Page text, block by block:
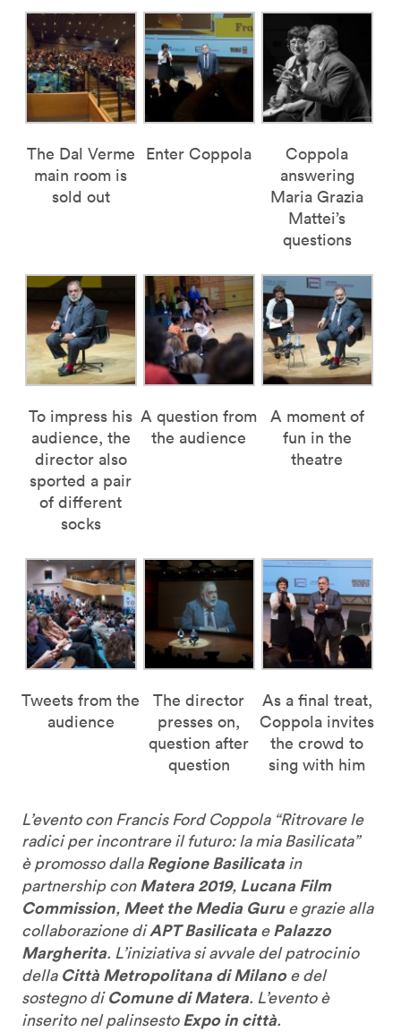
The Dal Verme
main room is
sold out
Enter Coppola
Coppola
answering
Maria Grazia
Mattei’s
questions
To impress his
audience, the
director also
sported a pair
of different
socks
A question from
the audience
A moment of
fun in the
theatre
Tweets from the
audience
The director
presses on,
question after
question
As a final treat,
Coppola invites
the crowd to
sing with him
L’evento con Francis Ford Coppola “Ritrovare le
radici per incontrare il futuro: la mia Basilicata”
è promosso dallaRegione Basilicata in
partnership conMatera 2019, Lucana Film
Commission, Meet the Media Gurue grazie alla
collaborazione diAPT Basilicata ePalazzo
Margherita. L’iniziativa si avvale del patrocinio
della Città Metropolitana di Milanoe del
sostegno diComune di Matera. L’evento è
inserito nel palinsestoExpo in città.